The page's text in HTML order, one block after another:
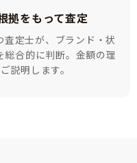
拠をもって査定
査定士が、ブランド・状
総合的に判断。金額の理
説明します。